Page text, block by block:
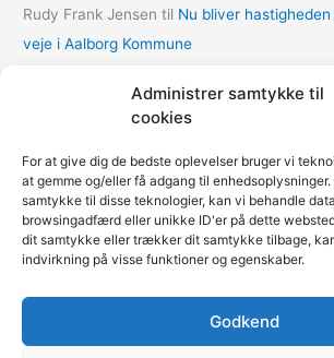
Administrer samtykke til
cookies
For at give dig de bedste oplevelser bruger vi
at gemme og/eller få adgang til
samtykke til disse teknologier, kan vi behandle
browsingadfærd eller unikke ID'er på dette
dit samtykke eller trækker dit samtykke tilbage,
indvirkning på visse funktioner og egenskaber.
Godkend
Rudy Frank Jensen til Nu bliver
veje i Aalborg Kommune
udbygningsaftaler
Mariann Wie SvensontilSocialforvaltningen
nødovernatning til hjemløse i Multihallen på
Fokus på kommunerne | Copyright